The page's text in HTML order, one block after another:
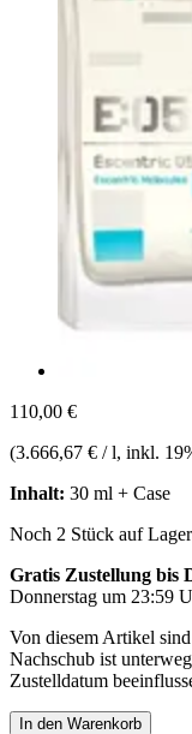
110,00 €
(3.666,67 € / l, inkl.
Inhalt: 30 ml + Case
Noch 2 Stück auf Lager
Gratis Zustellung bis
Donnerstag um 23:59
Von diesem Artikel
Nachschub ist
Zustelldatum
In den Warenkorb